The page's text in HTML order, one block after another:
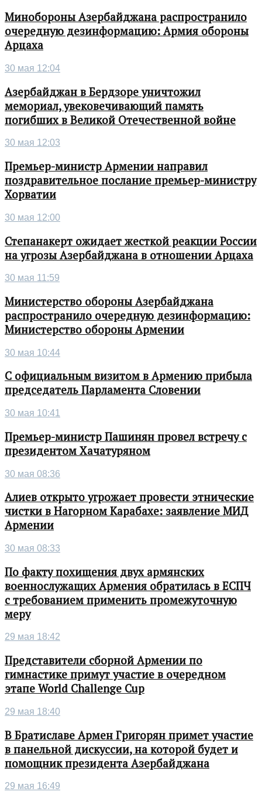
Минобороны Азербайджана распространило
очередную дезинформацию: Армия обороны
Арцаха
30 мая 12:04
Азербайджан в Бердзоре уничтожил
мемориал, увековечивающий память
погибших в Великой Отечественной войне
30 мая 12:03
Премьер-министр Армении направил
поздравительное послание премьер-министру
Хорватии
30 мая 12:00
Степанакерт ожидает жесткой реакции России
на угрозы Азербайджана в отношении Арцаха
30 мая 11:59
Министерство обороны Азербайджана
распространило очередную дезинформацию:
Министерство обороны Армении
30 мая 10:44
С официальным визитом в Армению прибыла
председатель Парламента Словении
30 мая 10:41
Премьер-министр Пашинян провел встречу с
президентом Хачатуряном
30 мая 08:36
Алиев открыто угрожает провести этнические
чистки в Нагорном Карабахе: заявление МИД
Армении
30 мая 08:33
По факту похищения двух армянских
военнослужащих Армения обратилась в ЕСПЧ
с требованием применить промежуточную
меру
29 мая 18:42
Представители сборной Армении по
гимнастике примут участие в очередном
этапе World Challenge Cup
29 мая 18:40
В Братиславе Армен Григорян примет участие
в панельной дискуссии, на которой будет и
помощник президента Азербайджана
29 мая 16:49